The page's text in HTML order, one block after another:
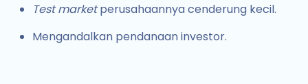
Test marketperusahaannya cenderung kecil.
Mengandalkan pendanaan investor.